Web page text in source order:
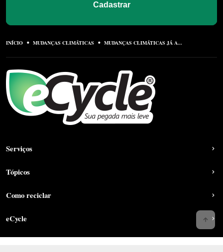
Cadastrar
INÍCIO MUDANÇAS CLIMÁTICAS MUDANÇAS CLIMÁTICAS JÁ A...
Serviços
Tópicos
Como reciclar
eCycle